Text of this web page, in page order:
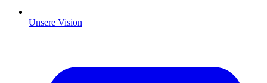
Unsere Vision